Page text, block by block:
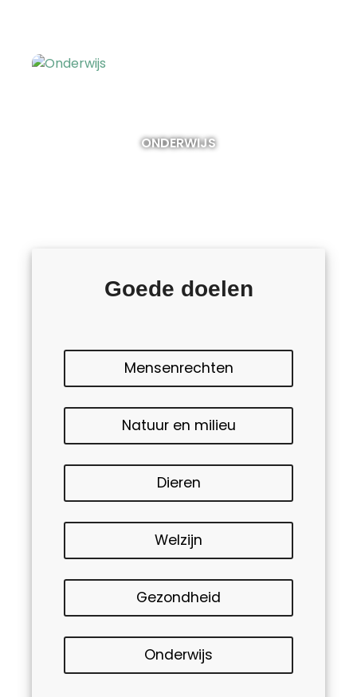
ONDERWIJS
Goede doelen
Mensenrechten
Natuur en milieu
Dieren
Welzijn
Gezondheid
Onderwijs